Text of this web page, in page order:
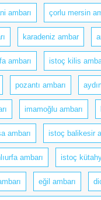
ambarı çorlu mersin
karadeniz ambar
ambarı istoç kilis
pozantı ambarı
imamoğlu ambarı
ambarı istoç balikesir
ambarı istoç
eğil ambarı